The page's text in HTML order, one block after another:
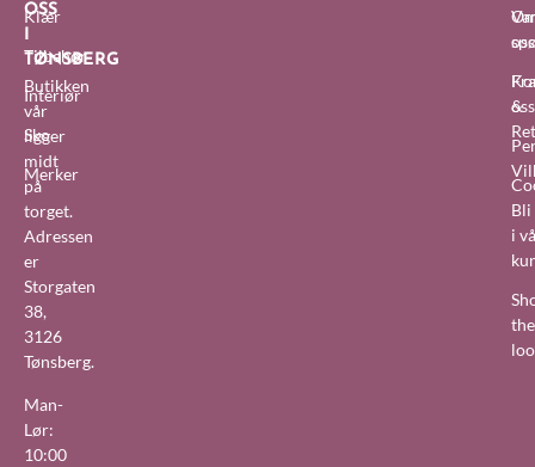
OSS
I
TØNSBERG
Butikken
vår
ligger
midt
på
torget.
Adressen
er
Storgaten
38,
3126
Tønsberg.
Man-
Lør:
10:00
Klær
Tilbehør
Interiør
Sko
Merker
oss
&
Bli
i
the
oss